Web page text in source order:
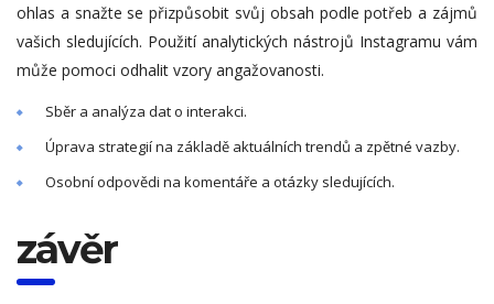
ohlas a snažte se přizpůsobit svůj obsah podle potřeb a zájmů
vašich sledujících. Použití analytických nástrojů Instagramu vám
může pomoci odhalit vzory angažovanosti.
Sběr a analýza dat o interakci.
Úprava strategií na základě aktuálních trendů a zpětné vazby.
Osobní odpovědi na komentáře a otázky sledujících.
závěr